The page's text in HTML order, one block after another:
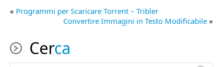
« Programmi per Scaricare Torrent – Tribler
Convertire Immagini in Testo Modificabile »
Cerca